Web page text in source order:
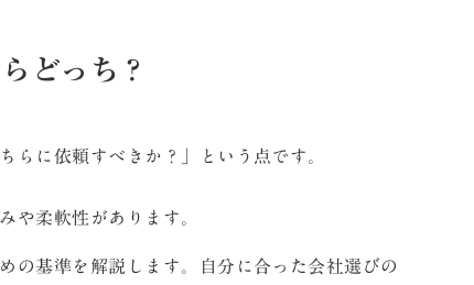
どっち？
らに依頼すべきか？」という点です。
や柔軟性があります。
の基準を解説します。自分に合った会社選びの